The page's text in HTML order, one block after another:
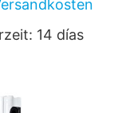
14 días